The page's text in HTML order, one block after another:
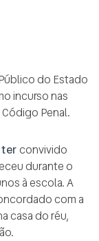
do Estado
incurso nas
Penal.
terconvivido
durante o
à escola. A
com a
casa do réu,